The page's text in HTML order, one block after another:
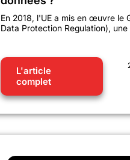
En 2018, l'UE a mis en œuvre le
Data Protection Regulation), une
L'article
complet